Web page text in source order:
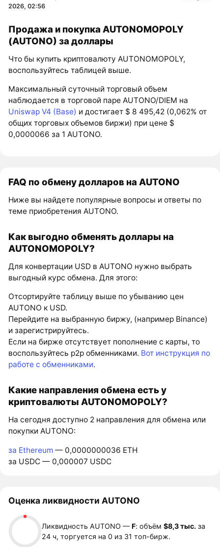
2026, 02:56
Продажа и покупка AUTONOMOPOLY
(AUTONO) за доллары
Что бы купить криптовалюту AUTONOMOPOLY,
воспользуйтесь таблицей выше.
Максимальный суточный торговый объем
наблюдается в торговой паре AUTONO/DIEM на
Uniswap V4 (Base) и достигает $ 8 495,42 (0,062% от
общих торговых объемов биржи) при цене $
0,0000066 за 1 AUTONO.
FAQ по обмену долларов на AUTONO
Ниже вы найдете популярные вопросы и ответы по
теме приобретения AUTONO.
Как выгодно обменять доллары на
AUTONOMOPOLY?
Для конвертации USD в AUTONO нужно выбрать
выгодный курс обмена. Для этого:
Отсортируйте таблицу выше по убыванию цен
AUTONO к USD.
Перейдите на выбранную биржу, (например Binance)
и зарегистрируйтесь.
Если на бирже отсутствует пополнение с карты, то
воспользуйтесь p2p обменниками. Вот инструкция по
работе с обменниками.
Какие направления обмена есть у
криптовалюты AUTONOMOPOLY?
На сегодня доступно 2 направления для обмена или
покупки AUTONO:
за Ethereum — 0,0000000036 ETH
за USDC — 0,000007 USDC
Оценка ликвидности AUTONO
Ликвидность AUTONO —F: объём$8,3 тыс. за
24 ч, торгуется на 0 из 31 топ-бирж.